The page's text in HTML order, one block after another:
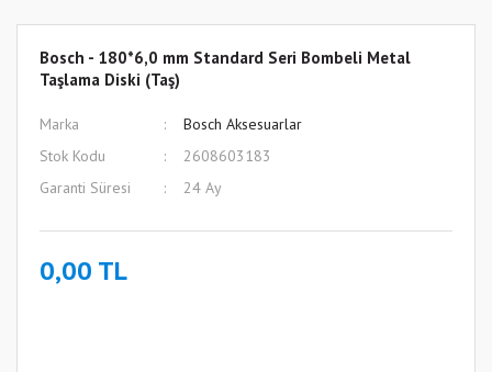
Bosch - 180*6,0 mm Standard Seri Bombeli Metal
Taşlama Diski (Taş)
Marka
Bosch Aksesuarlar
Stok Kodu
2608603183
Garanti Süresi
24 Ay
0,00 TL